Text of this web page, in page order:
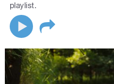
playlist.